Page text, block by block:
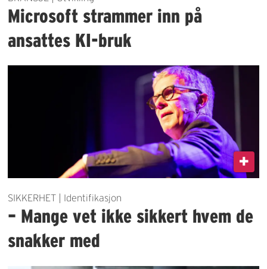
Microsoft strammer inn på
ansattes KI-bruk
SIKKERHET | Identifikasjon
– Mange vet ikke sikkert hvem de
snakker med